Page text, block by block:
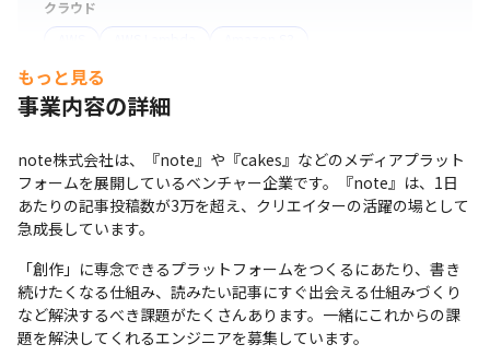
クラウド
プロジェクト管理
Git
GitHub
その他
Salesforce
もっと見る
事業内容の詳細
note株式会社は、『note』や『cakes』などのメディアプラット
フォームを展開しているベンチャー企業です。『note』は、1日
あたりの記事投稿数が3万を超え、クリエイターの活躍の場として
急成長しています。
「創作」に専念できるプラットフォームをつくるにあたり、書き
続けたくなる仕組み、読みたい記事にすぐ出会える仕組みづくり
など解決するべき課題がたくさんあります。一緒にこれからの課
題を解決してくれるエンジニアを募集しています。